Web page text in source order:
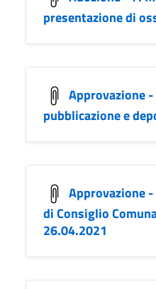
presentazione di
Approvazione
pubblicazione e
Approvazione
di Consiglio
26.04.2021